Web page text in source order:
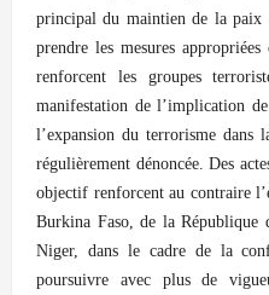
principal du maintien de la paix
prendre les mesures
renforcent les groupes
manifestation de l’implication
l’expansion du terrorisme dans
régulièrement dénoncée. Des
objectif renforcent au contraire
Burkina Faso, de la
Niger, dans le cadre de la
poursuivre avec plus de